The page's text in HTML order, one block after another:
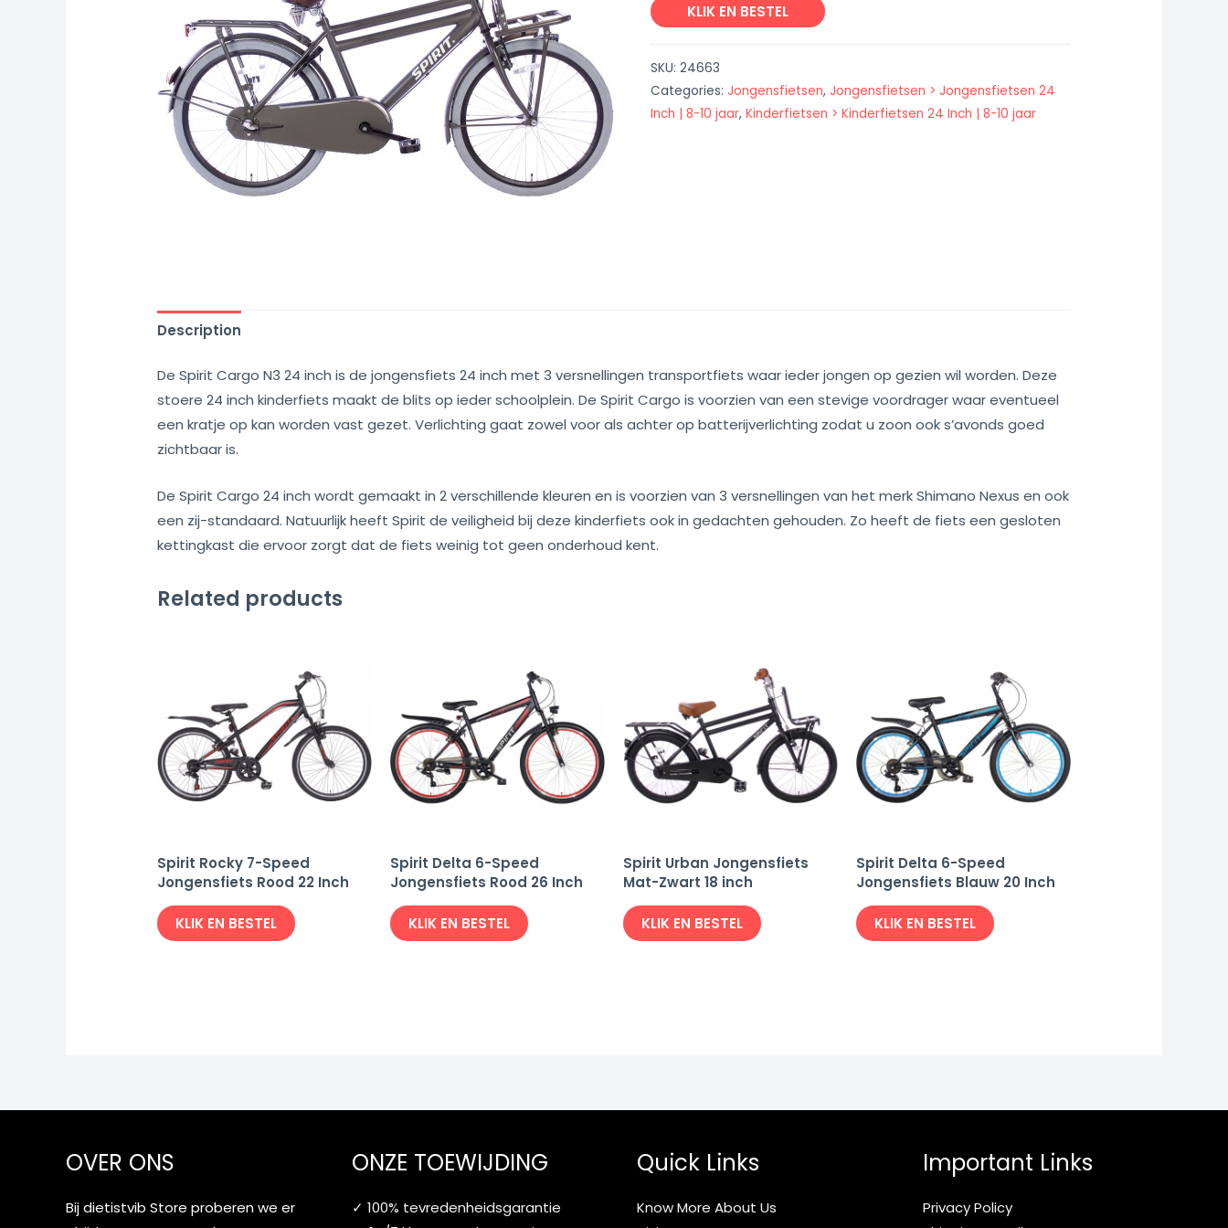
KLIK EN BESTEL
SKU: 24663
Categories: Jongensfietsen, Jongensfietsen > Jongensfietsen 24
Inch | 8-10 jaar, Kinderfietsen > Kinderfietsen 24 Inch | 8-10 jaar
Description
De Spirit Cargo N3 24 inch is de jongensfiets 24 inch met 3 versnellingen transportfiets waar ieder jongen op gezien wil worden. Deze
stoere 24 inch kinderfiets maakt de blits op ieder schoolplein. De Spirit Cargo is voorzien van een stevige voordrager waar eventueel
een kratje op kan worden vast gezet. Verlichting gaat zowel voor als achter op batterijverlichting zodat u zoon ook s’avonds goed
zichtbaar is.
De Spirit Cargo 24 inch wordt gemaakt in 2 verschillende kleuren en is voorzien van 3 versnellingen van het merk Shimano Nexus en ook
een zij-standaard. Natuurlijk heeft Spirit de veiligheid bij deze kinderfiets ook in gedachten gehouden. Zo heeft de fiets een gesloten
kettingkast die ervoor zorgt dat de fiets weinig tot geen onderhoud kent.
Related products
Spirit Rocky 7-Speed
Jongensfiets Rood 22 Inch
KLIK EN BESTEL
Spirit Delta 6-Speed
Jongensfiets Rood 26 Inch
KLIK EN BESTEL
Spirit Urban Jongensfiets
Mat-Zwart 18 inch
KLIK EN BESTEL
Spirit Delta 6-Speed
Jongensfiets Blauw 20 Inch
KLIK EN BESTEL
OVER ONS
Bij dietistvib Store proberen we er
ONZE TOEWIJDING
✓ 100% tevredenheidsgarantie
Quick Links
Know More About Us
Important Links
Privacy Policy